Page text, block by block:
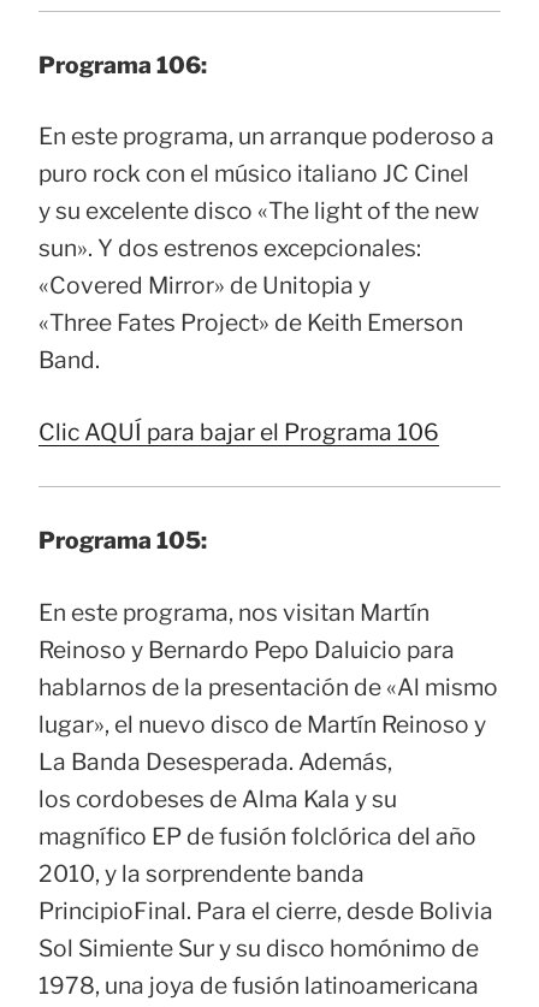
Programa 106:
En este programa, un arranque poderoso a
puro rock con el músico italiano JC Cinel
y su excelente disco «The light of the new
sun». Y dos estrenos excepcionales:
«Covered Mirror» de Unitopia y
«Three Fates Project» de Keith Emerson
Band.
Clic AQUÍ para bajar el Programa 106
Programa 105:
En este programa, nos visitan Martín
Reinoso y Bernardo Pepo Daluicio para
hablarnos de la presentación de «Al mismo
lugar», el nuevo disco de Martín Reinoso y
La Banda Desesperada. Además,
los cordobeses de Alma Kala y su
magnífico EP de fusión folclórica del año
2010, y la sorprendente banda
PrincipioFinal. Para el cierre, desde Bolivia
Sol Simiente Sur y su disco homónimo de
1978, una joya de fusión latinoamericana